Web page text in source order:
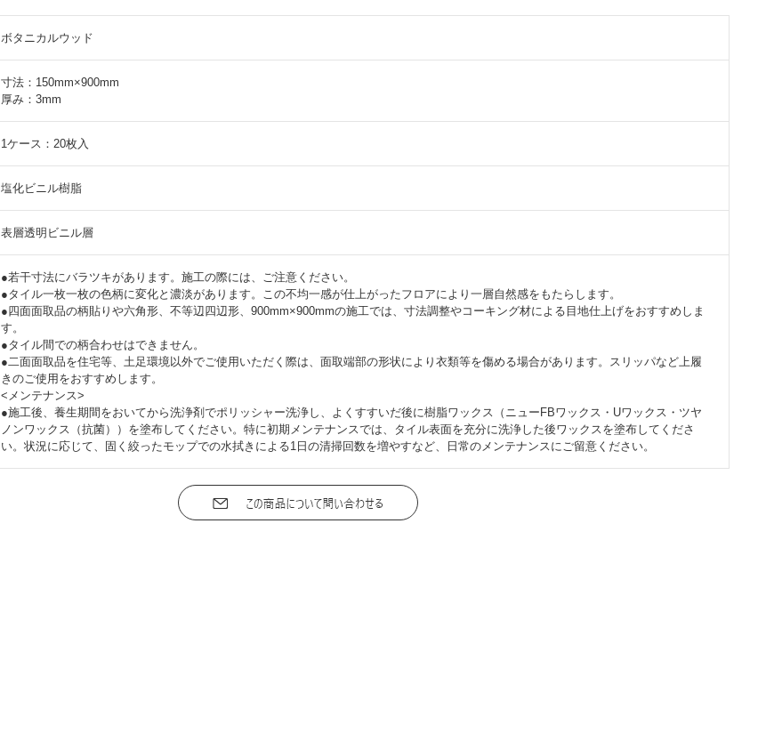
ボタニカルウッド
寸法：150mm×900mm
厚み：3mm
1ケース：20枚入
塩化ビニル樹脂
表層透明ビニル層
●若干寸法にバラツキがあります。施工の際には、ご注意ください。
●タイル一枚一枚の色柄に変化と濃淡があります。この不均一感が仕上がったフロアにより一層自然感をもたらします。
●四面面取品の柄貼りや六角形、不等辺四辺形、900mm×900mmの施工では、寸法調整やコーキング材による目地仕上げをおすすめしま
す。
●タイル間での柄合わせはできません。
●二面面取品を住宅等、土足環境以外でご使用いただく際は、面取端部の形状により衣類等を傷める場合があります。スリッパなど上履
きのご使用をおすすめします。
<メンテナンス>
●施工後、養生期間をおいてから洗浄剤でポリッシャー洗浄し、よくすすいだ後に樹脂ワックス（ニューFBワックス・Uワックス・ツヤ
ノンワックス（抗菌））を塗布してください。特に初期メンテナンスでは、タイル表面を充分に洗浄した後ワックスを塗布してくださ
い。状況に応じて、固く絞ったモップでの水拭きによる1日の清掃回数を増やすなど、日常のメンテナンスにご留意ください。